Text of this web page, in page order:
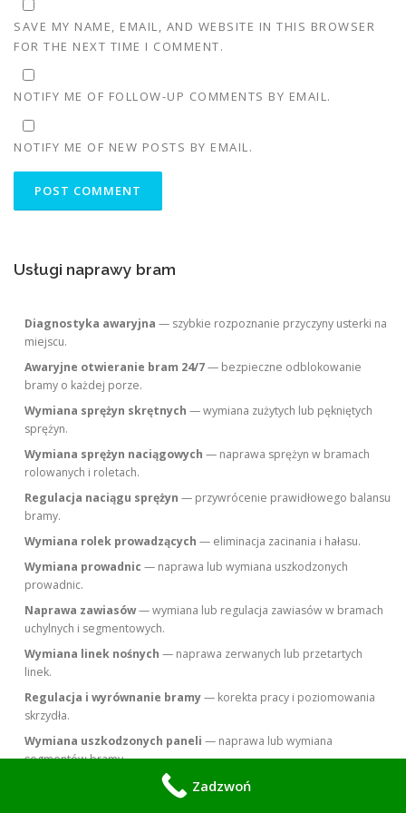
SAVE MY NAME, EMAIL, AND WEBSITE IN THIS BROWSER
FOR THE NEXT TIME I COMMENT.
NOTIFY ME OF FOLLOW-UP COMMENTS BY EMAIL.
NOTIFY ME OF NEW POSTS BY EMAIL.
Usługi naprawy bram
Diagnostyka awaryjna — szybkie rozpoznanie przyczyny usterki na
miejscu.
Awaryjne otwieranie bram 24/7— bezpieczne odblokowanie
bramy o każdej porze.
Wymiana sprężyn skrętnych — wymiana zużytych lub pękniętych
sprężyn.
Wymiana sprężyn naciągowych — naprawa sprężyn w bramach
rolowanych i roletach.
Regulacja naciągu sprężyn — przywrócenie prawidłowego balansu
bramy.
Wymiana rolek prowadzących — eliminacja zacinania i hałasu.
Wymiana prowadnic — naprawa lub wymiana uszkodzonych
prowadnic.
Naprawa zawiasów— wymiana lub regulacja zawiasów w bramach
uchylnych i segmentowych.
Wymiana linek nośnych — naprawa zerwanych lub przetartych
linek.
Regulacja i wyrównanie bramy— korekta pracy i poziomowania
skrzydła.
Wymiana uszkodzonych paneli — naprawa lub wymiana
segmentów bramy.
Spawanie elementów konstrukcyjnych— naprawa pęknięć i
Zadzwoń